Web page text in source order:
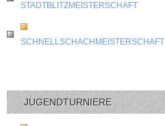
STADTBLITZMEISTERSCHAFT
SCHNELLSCHACHMEISTERSCHAFT
JUGENDTURNIERE